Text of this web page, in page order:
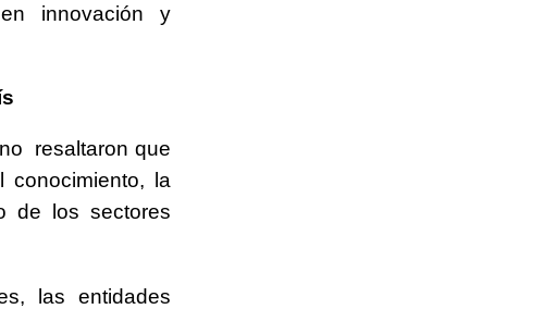
innovación y
resaltaron que
conocimiento, la
de los sectores
las entidades